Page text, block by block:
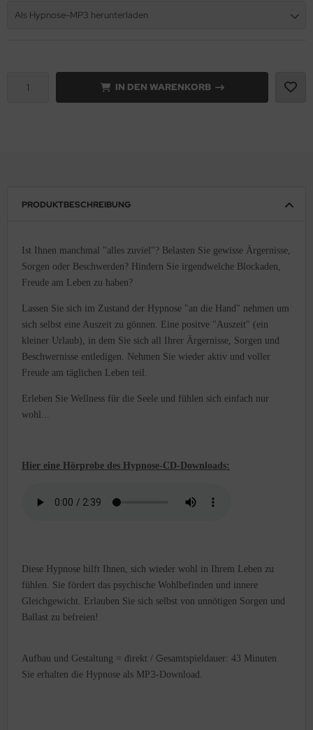
Als Hypnose-MP3 herunterladen
IN DEN WARENKORB
PRODUKTBESCHREIBUNG
Ist Ihnen manchmal "alles zuviel"? Belasten Sie gewisse Ärgernisse,
Sorgen oder Beschwerden? Hindern Sie irgendwelche Blockaden,
Freude am Leben zu haben?
Lassen Sie sich im Zustand der Hypnose "an die Hand" nehmen um
sich selbst eine Auszeit zu gönnen. Eine positve "Auszeit" (ein
kleiner Urlaub), in dem Sie sich all Ihrer Ärgernisse, Sorgen und
Beschwernisse entledigen. Nehmen Sie wieder aktiv und voller
Freude am täglichen Leben teil.
Erleben Sie Wellness für die Seele und fühlen sich einfach nur
wohl...
Hier eine Hörprobe des Hypnose-CD-Downloads:
Diese Hypnose hilft Ihnen, sich wieder wohl in Ihrem Leben zu
fühlen. Sie fördert das psychische Wohlbefinden und innere
Gleichgewicht. Erlauben Sie sich selbst von unnötigen Sorgen und
Ballast zu befreien!
Aufbau und Gestaltung = direkt / Gesamtspieldauer: 43 Minuten
Sie erhalten die Hypnose als MP3-Download.